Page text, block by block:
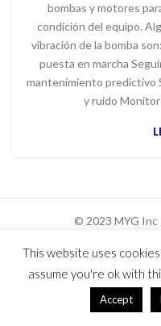
bombas y motores
condición del equipo.
vibración de la bomba
puesta en marcha
mantenimiento predictivo
y ruido
© 2023 MYG
This website uses
assume you're ok with
Accept